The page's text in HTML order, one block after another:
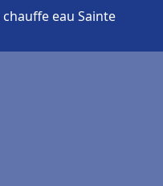
eau Sainte